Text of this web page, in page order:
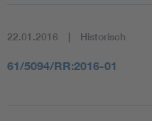
22.01.2016 Historisch
61/5094/RR:2016-01